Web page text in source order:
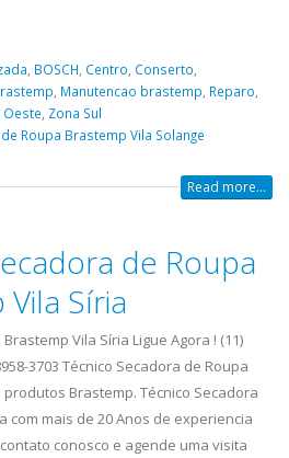
, BOSCH, Centro, Conserto,
, Manutencao brastemp, Reparo,
Oeste, Zona Sul
Roupa Brastemp Vila Solange
Read more...
de Roupa
Síria
Vila Síria Ligue Agora ! (11)
3703 Técnico Secadora de Roupa
Brastemp. Técnico Secadora
com mais de 20 Anos de experiencia
conosco e agende uma visita